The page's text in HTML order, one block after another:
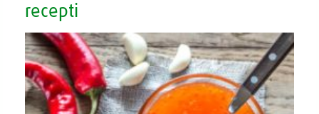
recepti